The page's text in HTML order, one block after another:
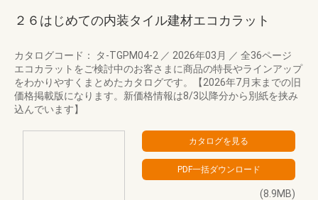
２６はじめての内装タイル建材エコカラット
カタログコード： タ-TGPM04-2 ／ 2026年03月 ／ 全36ページ
エコカラットをご検討中のお客さまに商品の特長やラインアップ
をわかりやすくまとめたカタログです。【2026年7月末までの旧
価格掲載版になります。新価格情報は8/3以降分から別紙を挟み
込んでいます】
(8.9MB)